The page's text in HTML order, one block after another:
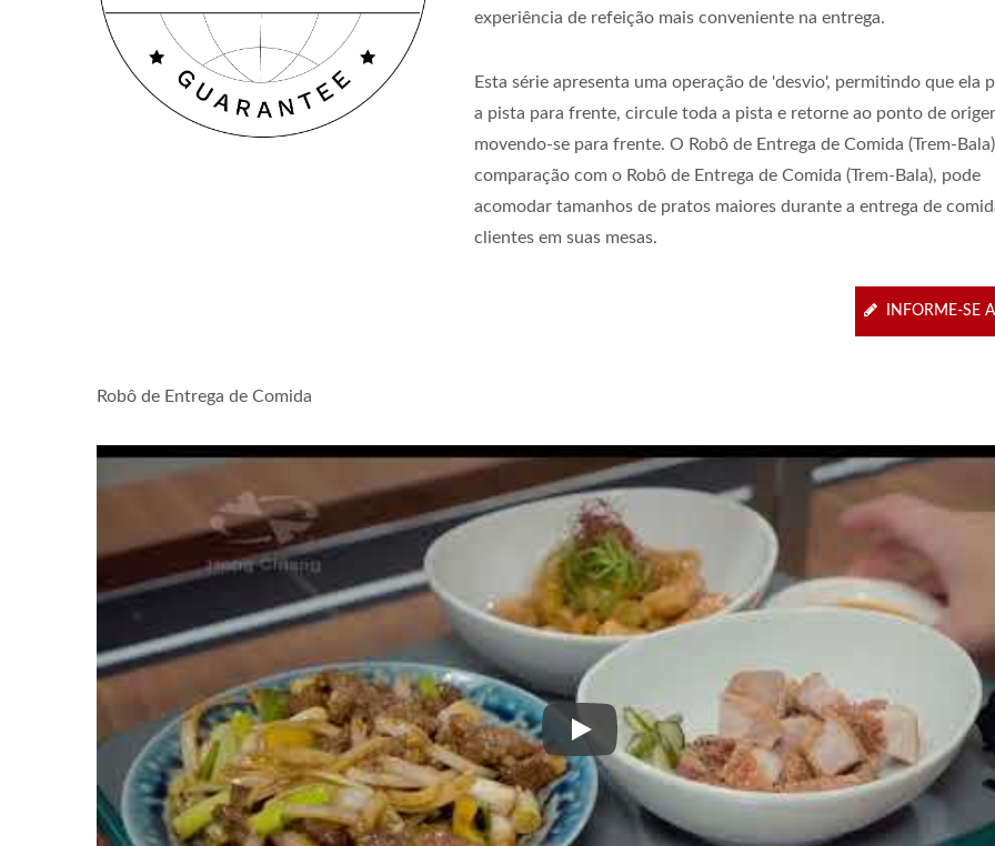
experiência de refeição mais conveniente na entrega.
Esta série apresenta uma operação de 'desvio', permitindo que ela
a pista para frente, circule toda a pista e retorne ao ponto de
movendo-se para frente. O Robô de Entrega de Comida (Trem-
comparação com o Robô de Entrega de Comida (Trem-Bala), pode
acomodar tamanhos de pratos maiores durante a entrega de
clientes em suas mesas.
INFORME-SE
Robô de Entrega de Comida
Robô de Entrega de Comida